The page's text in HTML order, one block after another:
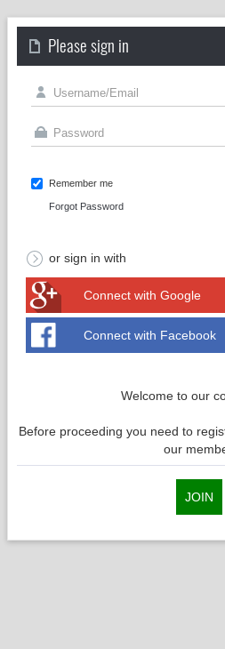
Please sign in
Remember me
Forgot Password
or sign in with
Connect with Google
Connect with Facebook
Welcome to our
Before proceeding you need to
our
JOIN